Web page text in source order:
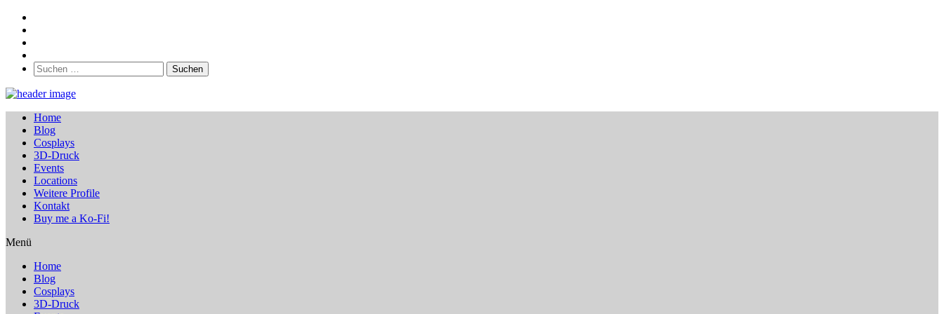
Suchen
nach:
Home
Blog
Cosplays
3D-Druck
Events
Locations
Weitere Profile
Kontakt
Buy me a Ko-Fi!
Menü
Home
Blog
Cosplays
3D-Druck